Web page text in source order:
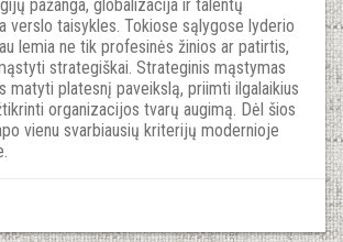
pažanga, globalizacija ir talentų
verslo taisykles. Tokiose sąlygose lyderio
lemia ne tik profesinės žinios ar patirtis,
strategiškai. Strateginis mąstymas
matyti platesnį paveikslą, priimti ilgalaikius
organizacijos tvarų augimą. Dėl šios
vienu svarbiausių kriterijų modernioje